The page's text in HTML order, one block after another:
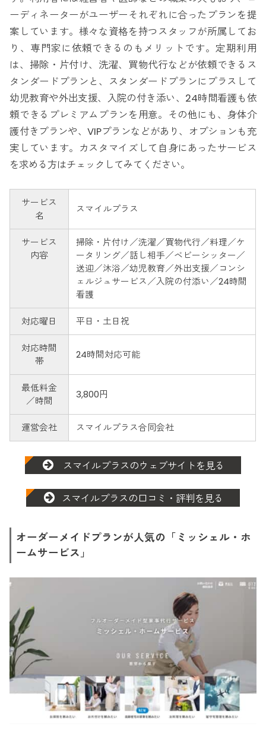
ーディネーターがユーザーそれぞれに合ったプランを提
案しています。様々な資格を持つスタッフが所属してお
り、専門家に依頼できるのもメリットです。定期利用
は、掃除・片付け、洗濯、買物代行などが依頼できるス
タンダードプランと、スタンダードプランにプラスして
幼児教育や外出支援、入院の付き添い、24時間看護も依
頼できるプレミアムプランを用意。その他にも、身体介
護付きプランや、VIPプランなどがあり、オプションも充
実しています。カスタマイズして自身にあったサービス
を求める方はチェックしてみてください。
サービス
名
スマイルプラス
サービス
内容
掃除・片付け／洗濯／買物代行／料理／ケ
ータリング／話し相手／ベビーシッター／
送迎／沐浴／幼児教育／外出支援／コンシ
ェルジュサービス／入院の付添い／24時間
看護
対応曜日 平日・土日祝
対応時間
帯
24時間対応可能
最低料金
／時間
3,800円
運営会社 スマイルプラス合同会社
スマイルプラスのウェブサイトを見る
スマイルプラスの口コミ・評判を見る
オーダーメイドプランが人気の「ミッシェル・ホ
ームサービス」